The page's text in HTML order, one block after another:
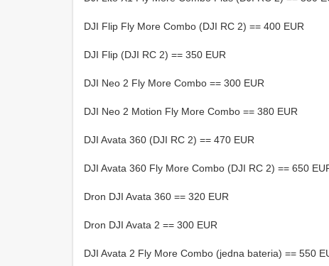
DJI Flip Fly More Combo (DJI RC 2) == 400 EUR
DJI Flip (DJI RC 2) == 350 EUR
DJI Neo 2 Fly More Combo == 300 EUR
DJI Neo 2 Motion Fly More Combo == 380 EUR
DJI Avata 360 (DJI RC 2) == 470 EUR
DJI Avata 360 Fly More Combo (DJI RC 2) == 650
Dron DJI Avata 360 == 320 EUR
Dron DJI Avata 2 == 300 EUR
DJI Avata 2 Fly More Combo (jedna bateria) == 550